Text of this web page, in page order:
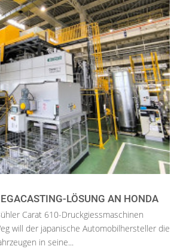
LÖSUNG AN HONDA
Carat 610-Druckgiessmaschinen
will der japanische Automobilhersteller die
in seine...